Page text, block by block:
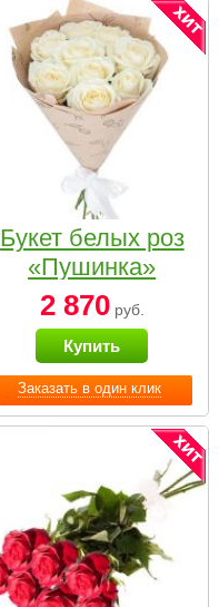
Заказать в один клик
Букет белых роз
«Пушинка»
2 870руб.
Купить